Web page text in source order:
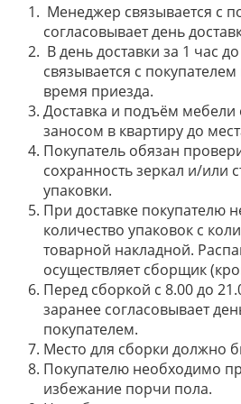
Менеджер связывается с
согласовывает день
В день доставки за 1 час
связывается с
время приезда.
Доставка и подъём мебели
заносом в квартиру до
Покупатель обязан
сохранность зеркал и/или
упаковки.
При доставке покупателю
количество упаковок с
товарной накладной.
осуществляет сборщик
Перед сборкой с 8.00 до
заранее согласовывает
покупателем.
Место для сборки должно
Покупателю необходимо
избежание порчи пола.